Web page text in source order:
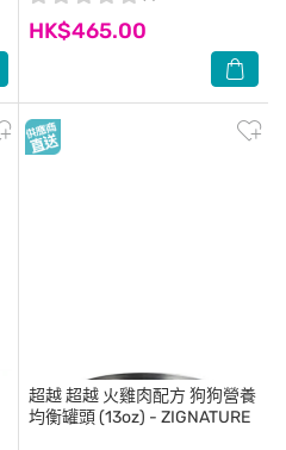
HK$465.00
超越超越 火雞肉配方 狗狗營養
均衡罐頭 (13oz) - ZIGNATURE